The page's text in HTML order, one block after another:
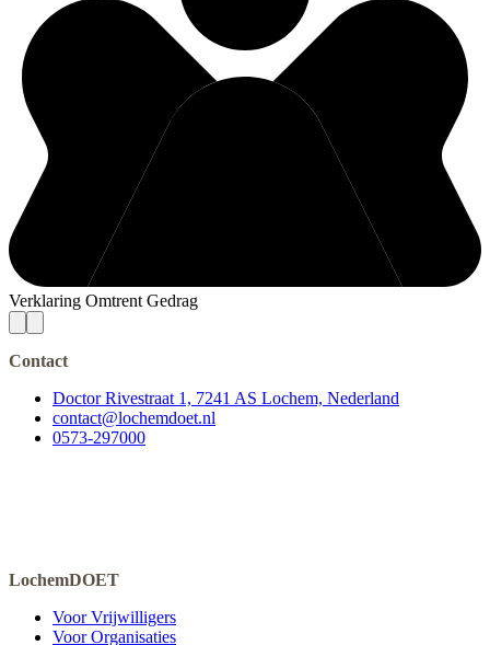
Verklaring Omtrent Gedrag
Contact
Doctor Rivestraat 1, 7241 AS Lochem, Nederland
contact@lochemdoet.nl
0573-297000
LochemDOET
Voor Vrijwilligers
Voor Organisaties